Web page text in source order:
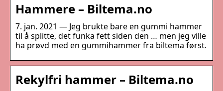
Hammere – Biltema.no
7. jan. 2021 — Jeg brukte bare en gummi hammer
til å splitte, det funka fett siden den … men jeg ville
ha prøvd med en gummihammer fra biltema først.
Rekylfri hammer – Biltema.no